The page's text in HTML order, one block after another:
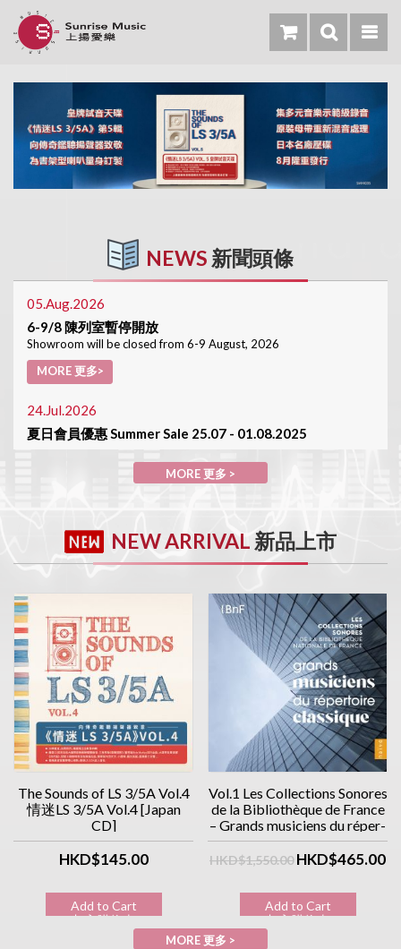
NEWS 新聞頭條
05.Aug.2026
6-9/8 陳列室暫停開放
Showroom will be closed from 6-9 August, 2026
MORE 更多>
24.Jul.2026
夏日會員優惠 Summer Sale 25.07 - 01.08.2025
MORE 更多>
MORE 更多 >
NEW ARRIVAL 新品上市
The Sounds of LS 3/5A Vol.4
情迷LS 3/5A Vol.4 [Japan
CD]
HKD$145.00
Add to Cart
加入購物車
Vol.1 Les Collections Sonores
de la Bibliothèque de France
– Grands musiciens du réper-
toire classique (10CD優惠價)
HKD$1,550.00 HKD$465.00
Add to Cart
加入購物車
MORE 更多 >